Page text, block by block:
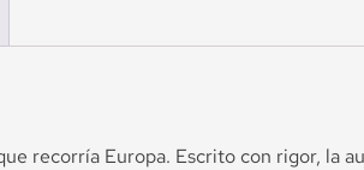
recorría Europa. Escrito con rigor, la